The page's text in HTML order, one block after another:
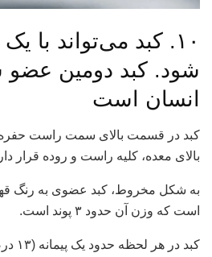
۱۰. کبد می‌تواند با
شود. کبد دومین عضو
انسان است
کبد در قسمت بالای سمت راست حفره
بالای معده، کلیه راست و روده قرار
به شکل مخروط، کبد عضوی به رنگ
است که وزن آن حدود ۳ پوند است.
کبد